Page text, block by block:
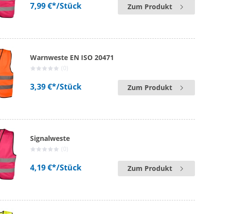
7,99 €*/Stück Zum Produkt
Warnweste EN ISO 20471
(0)
3,39 €*/Stück Zum Produkt
Signalweste
(0)
4,19 €*/Stück Zum Produkt